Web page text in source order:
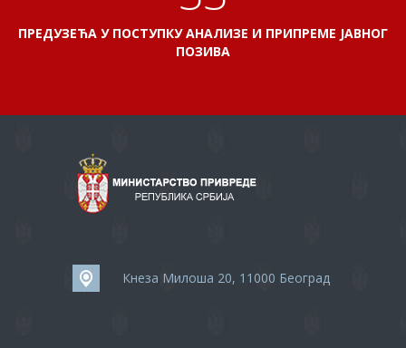
ПРЕДУЗЕЋА У ПОСТУПКУ АНАЛИЗЕ И ПРИПРЕМЕ ЈАВНОГ
ПОЗИВА
Кнеза Милоша 20, 11000 Београд